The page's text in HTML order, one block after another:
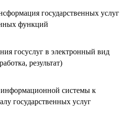
государственных услуг
функций
госуслуг в электронный вид
результат)
системы к
государственных услуг